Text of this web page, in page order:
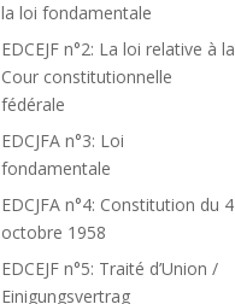
la loi fondamentale
EDCEJF n°2: La loi relative à la
Cour constitutionnelle
fédérale
EDCJFA n°3: Loi
fondamentale
EDCJFA n°4: Constitution du 4
octobre 1958
EDCEJF n°5: Traité d’Union /
Einigungsvertrag